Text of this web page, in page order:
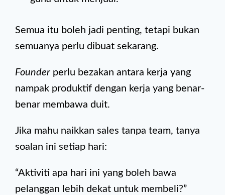
Semua itu boleh jadi penting, tetapi bukan
semuanya perlu dibuat sekarang.
Founder perlu bezakan antara kerja yang
nampak produktif dengan kerja yang benar-
benar membawa duit.
Jika mahu naikkan sales tanpa team, tanya
soalan ini setiap hari:
“Aktiviti apa hari ini yang boleh bawa
pelanggan lebih dekat untuk membeli?”